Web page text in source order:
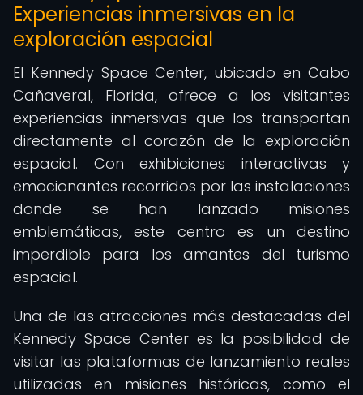
Experiencias inmersivas en la
exploración espacial
El Kennedy Space Center, ubicado en Cabo
Cañaveral, Florida, ofrece a los visitantes
experiencias inmersivas que los transportan
directamente al corazón de la exploración
espacial. Con exhibiciones interactivas y
emocionantes recorridos por las instalaciones
donde se han lanzado misiones
emblemáticas, este centro es un destino
imperdible para los amantes del turismo
espacial.
Una de las atracciones más destacadas del
Kennedy Space Center es la posibilidad de
visitar las plataformas de lanzamiento reales
utilizadas en misiones históricas, como el